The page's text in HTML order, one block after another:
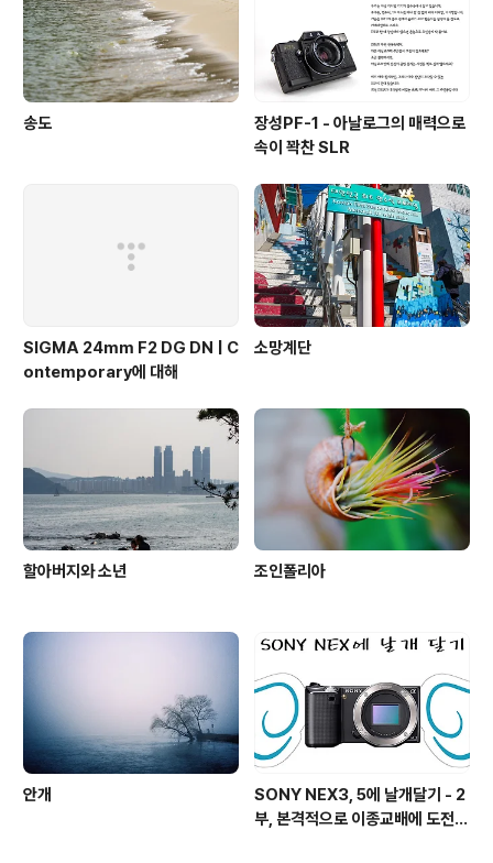
송도
장성PF-1 - 아날로그의 매력으로
속이 꽉찬 SLR
SIGMA 24mm F2 DG DN | C
ontemporary에 대해
소망계단
할아버지와 소년 조인폴리아
안개
SONY NEX3, 5에 날개달기 - 2
부, 본격적으로 이종교배에 도전하